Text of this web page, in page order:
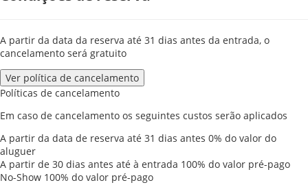
A partir da data da reserva até 31 dias antes da entrada, o
cancelamento será gratuito
Ver política de cancelamento
Políticas de cancelamento
Em caso de cancelamento os seguintes custos serão aplicados
A partir da data de reserva até 31 dias antes 0% do valor do
aluguer
A partir de 30 dias antes até à entrada 100% do valor pré-pago
No-Show 100% do valor pré-pago